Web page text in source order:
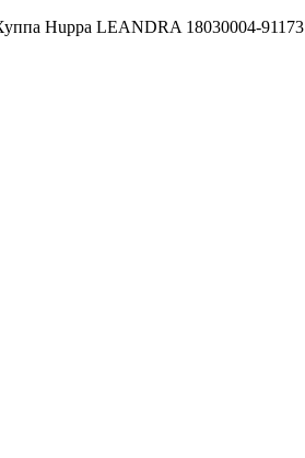
Huppa LEANDRA 18030004-91173